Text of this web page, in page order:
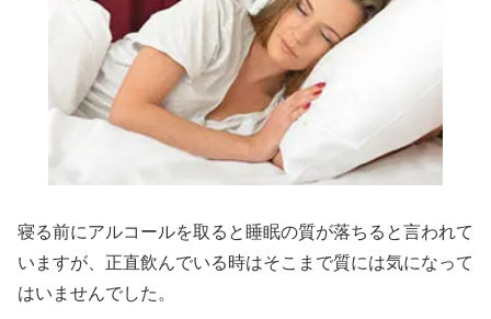
寝る前にアルコールを取ると睡眠の質が落ちると言われて
いますが、正直飲んでいる時はそこまで質には気になって
はいませんでした。